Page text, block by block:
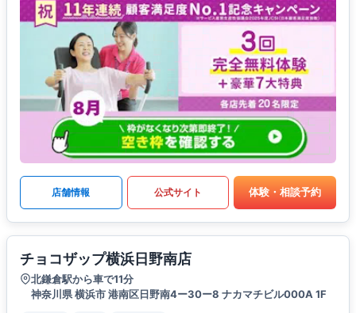
店舗情報 公式サイト 体験・相談予約
チョコザップ横浜日野南店
北鎌倉駅から車で11分
神奈川県 横浜市 港南区日野南4ー30ー8 ナカマチビル000A 1F